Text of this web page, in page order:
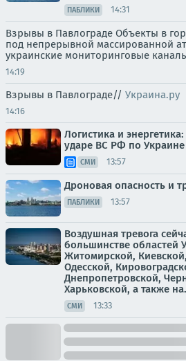
ПАБЛИКИ 14:31
Взрывы в Павлограде Объекты в
под непрерывной массированной
украинские мониторинговые
14:19
Взрывы в Павлограде// Украина.ру
14:16
Логистика и
ударе ВС РФ по Украине
СМИ 13:57
Дроновая опасность и
ПАБЛИКИ 13:57
Воздушная тревога
большинстве областей
Житомирской,
Одесской,
Днепропетровской,
Харьковской, а также
СМИ 13:33